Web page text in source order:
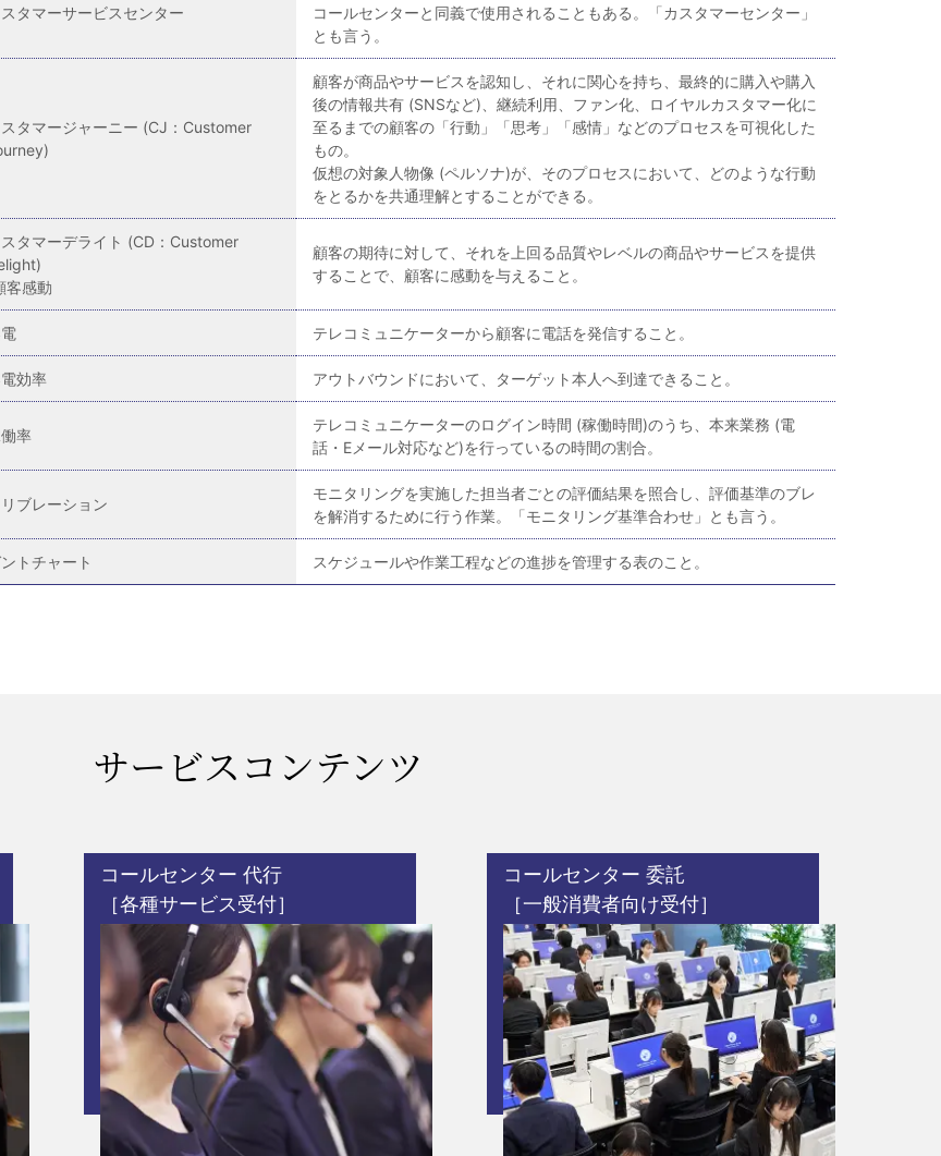
スタマーサービスセンター
コールセンターと同義で使用されることもある。「カスタマーセンター」
とも言う。
スタマージャーニー (CJ：Customer
顧客が商品やサービスを認知し、それに関心を持ち、最終的に購入や購入
後の情報共有 (SNSなど)、継続利用、ファン化、ロイヤルカスタマー化に
至るまでの顧客の「行動」「思考」「感情」などのプロセスを可視化した
もの。
仮想の対象人物像 (ペルソナ)が、そのプロセスにおいて、どのような行動
をとるかを共通理解とすることができる。
スタマーデライト (CD：Customer
客感動
顧客の期待に対して、それを上回る品質やレベルの商品やサービスを提供
することで、顧客に感動を与えること。
テレコミュニケーターから顧客に電話を発信すること。
効率 アウトバウンドにおいて、ターゲット本人へ到達できること。
率
テレコミュニケーターのログイン時間 (稼働時間)のうち、本来業務 (電
話・Eメール対応など)を行っているの時間の割合。
ブレーション
モニタリングを実施した担当者ごとの評価結果を照合し、評価基準のブレ
を解消するために行う作業。「モニタリング基準合わせ」とも言う。
トチャート スケジュールや作業工程などの進捗を管理する表のこと。
サービスコンテンツ
コールセンター 代行
［各種サービス受付］
コールセンター 委託
［一般消費者向け受付］